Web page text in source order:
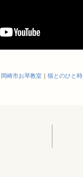
岡崎市お琴教室 猫とのひと時